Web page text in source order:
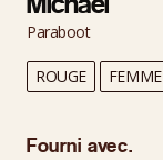
Paraboot
ROUGE FEMME
Fourni avec.